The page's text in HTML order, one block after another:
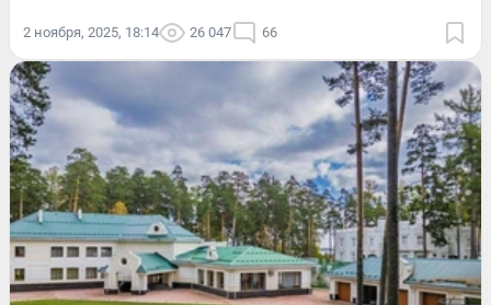
2 ноября, 2025, 18:14 26 047 66